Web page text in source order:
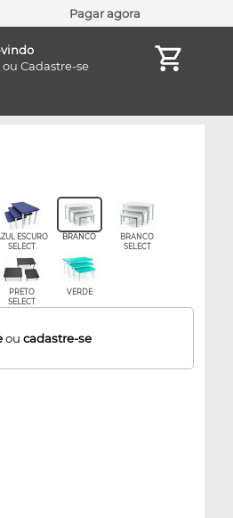
Pagar agora
ou Cadastre-se
ESCURO
SELECT
BRANCO
BRANCO
SELECT
PRETO
SELECT
VERDE
oucadastre-se